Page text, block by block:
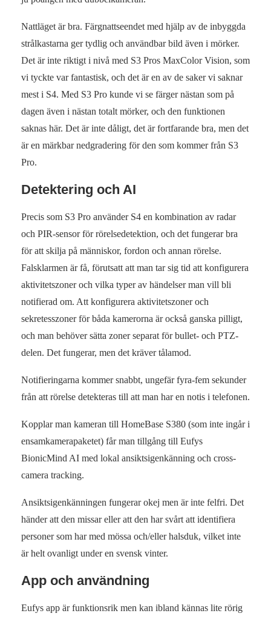
Nattläget är bra. Färgnattseendet med hjälp av de inbyggda
strålkastarna ger tydlig och användbar bild även i mörker.
Det är inte riktigt i nivå med S3 Pros MaxColor Vision, som
vi tyckte var fantastisk, och det är en av de saker vi saknar
mest i S4. Med S3 Pro kunde vi se färger nästan som på
dagen även i nästan totalt mörker, och den funktionen
saknas här. Det är inte dåligt, det är fortfarande bra, men det
är en märkbar nedgradering för den som kommer från S3
Pro.
Detektering och AI
Precis som S3 Pro använder S4 en kombination av radar
och PIR-sensor för rörelsedetektion, och det fungerar bra
för att skilja på människor, fordon och annan rörelse.
Falsklarmen är få, förutsatt att man tar sig tid att konfigurera
aktivitetszoner och vilka typer av händelser man vill bli
notifierad om. Att konfigurera aktivitetszoner och
sekretesszoner för båda kamerorna är också ganska pilligt,
och man behöver sätta zoner separat för bullet- och PTZ-
delen. Det fungerar, men det kräver tålamod.
Notifieringarna kommer snabbt, ungefär fyra-fem sekunder
från att rörelse detekteras till att man har en notis i telefonen.
Kopplar man kameran till HomeBase S380 (som inte ingår i
ensamkamerapaketet) får man tillgång till Eufys
BionicMind AI med lokal ansiktsigenkänning och cross-
camera tracking.
Ansiktsigenkänningen fungerar okej men är inte felfri. Det
händer att den missar eller att den har svårt att identifiera
personer som har med mössa och/eller halsduk, vilket inte
är helt ovanligt under en svensk vinter.
App och användning
Eufys app är funktionsrik men kan ibland kännas lite rörig